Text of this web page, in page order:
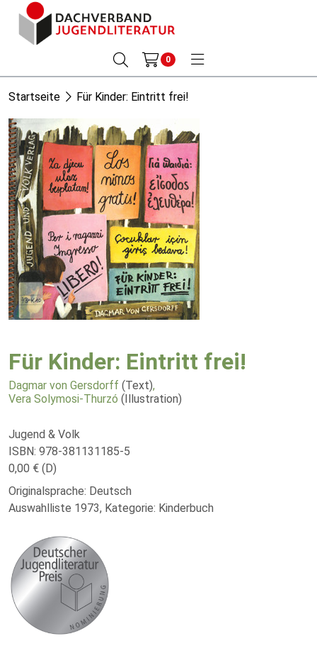
0
Startseite Für Kinder: Eintritt frei!
Für Kinder: Eintritt frei!
Dagmar von Gersdorff (Text),
Vera Solymosi-Thurzó (Illustration)
Jugend & Volk
ISBN: 978-381131185-5
0,00 € (D)
Originalsprache: Deutsch
Auswahlliste 1973, Kategorie: Kinderbuch